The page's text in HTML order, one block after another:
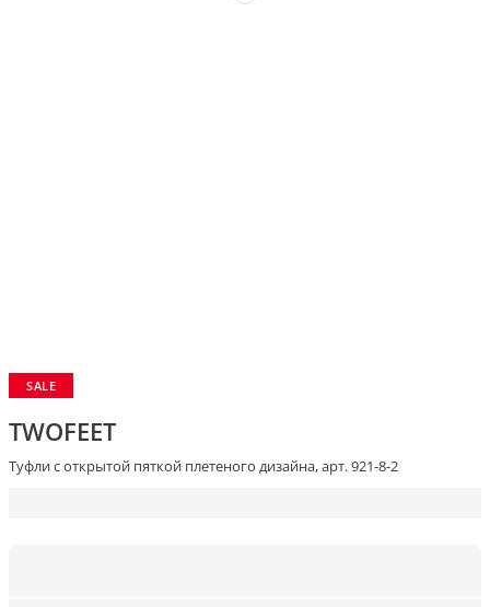
SALE
TWOFEET
Туфли с открытой пяткой плетеного дизайна, арт. 921-8-2